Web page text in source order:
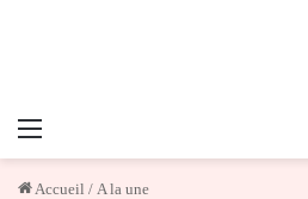
Menu
Accueil / A la une